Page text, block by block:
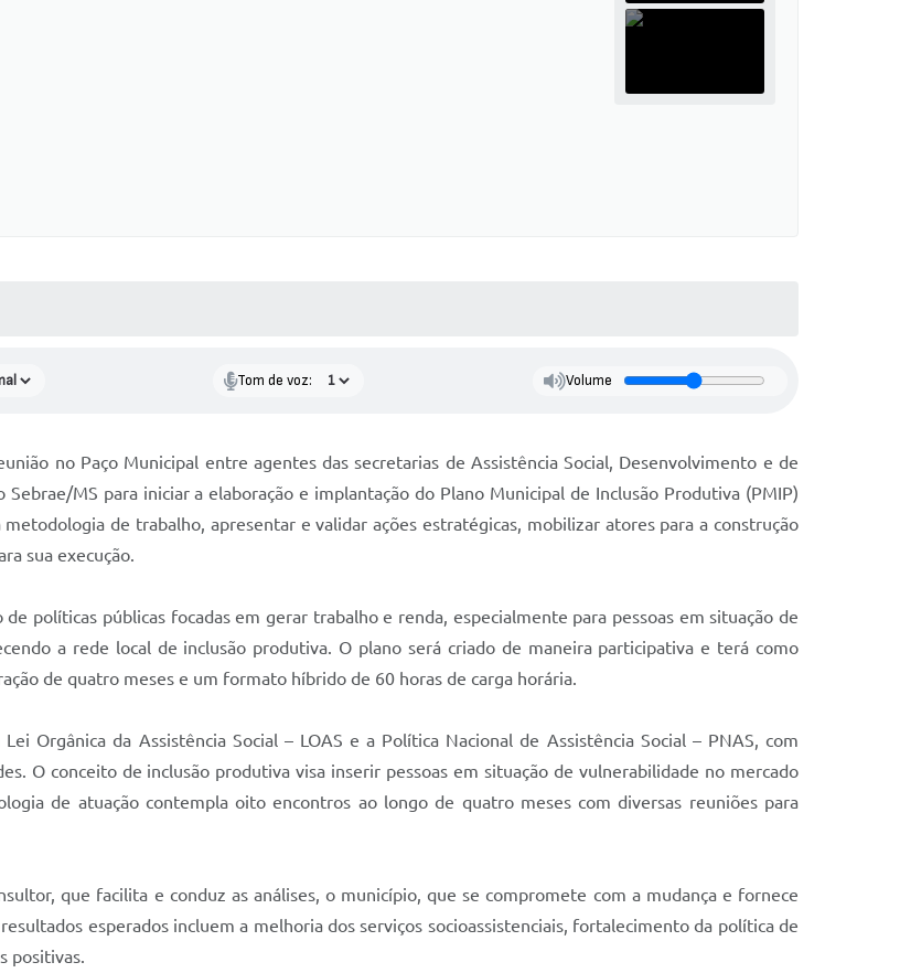
Tom de voz: Volume
no Paço Municipal entre agentes das secretarias de Assistência Social, Desenvolvimento e de
MS para iniciar a elaboração e implantação do Plano Municipal de Inclusão Produtiva (PMIP)
de trabalho, apresentar e validar ações estratégicas, mobilizar atores para a construção
sua execução.
políticas públicas focadas em gerar trabalho e renda, especialmente para pessoas em situação de
a rede local de inclusão produtiva. O plano será criado de maneira participativa e terá como
de quatro meses e um formato híbrido de 60 horas de carga horária.
Orgânica da Assistência Social – LOAS e a Política Nacional de Assistência Social – PNAS, com
O conceito de inclusão produtiva visa inserir pessoas em situação de vulnerabilidade no mercado
de atuação contempla oito encontros ao longo de quatro meses com diversas reuniões para
que facilita e conduz as análises, o município, que se compromete com a mudança e fornece
esperados incluem a melhoria dos serviços socioassistenciais, fortalecimento da política de
positivas.